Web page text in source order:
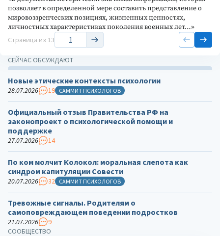
позволяет в определенной мере составить представление о
мировоззренческих позициях, жизненных ценностях,
личностных характеристиках поколения военных лет…»
Страница из 13
СООБЩЕСТВО
СЕЙЧАС ОБСУЖДАЮТ
Новые этические контексты психологии
28.07.2026 19 САММИТ ПСИХОЛОГОВ
Официальный отзыв Правительства РФ на
законопроект о психологической помощи и
поддержке
27.07.2026 14
По ком молчит Колокол: моральная слепота как
синдром капитуляции Совести
20.07.2026 32 САММИТ ПСИХОЛОГОВ
Тревожные сигналы. Родителям о
самоповреждающем поведении подростков
21.07.2026 9